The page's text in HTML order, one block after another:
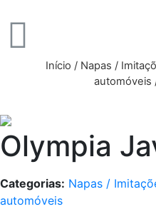
Início / Napas /
automóveis
Olympia
Categorias: Napas /
automóveis